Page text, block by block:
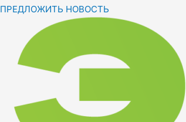
ПРЕДЛОЖИТЬ НОВОСТЬ